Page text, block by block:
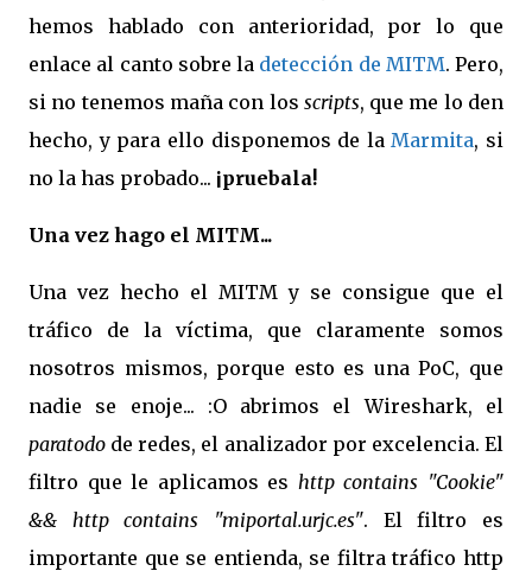
hemos hablado con anterioridad, por lo que
enlace al canto sobre la detección de MITM. Pero,
si no tenemos maña con los scripts, que me lo den
hecho, y para ello disponemos de laMarmita, si
no la has probado... ¡pruebala!
Una vez hago el MITM...
Una vez hecho el MITM y se consigue que el
tráfico de la víctima, que claramente somos
nosotros mismos, porque esto es una PoC, que
nadie se enoje... :O abrimos el Wireshark, el
paratodo de redes, el analizador por excelencia. El
filtro que le aplicamos es http contains "Cookie"
&& http contains "miportal.urjc.es". El filtro es
importante que se entienda, se filtra tráfico http